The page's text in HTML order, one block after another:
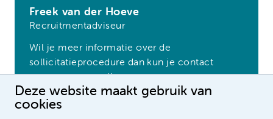
Deze website maakt gebruik van
cookies
Freek van der Hoeve
Recruitmentadviseur
Wil je meer informatie over de
sollicitatieprocedure dan kun je contact
opnemen met mij.